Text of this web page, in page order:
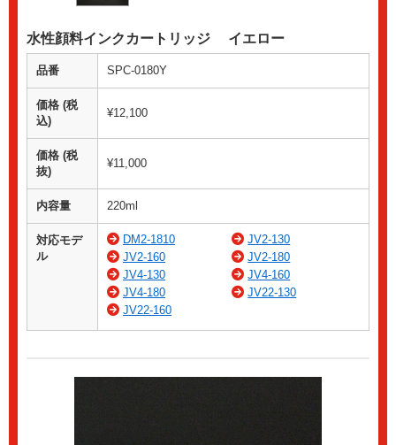
水性顔料インクカートリッジ イエロー
品番 SPC-0180Y
価格 (税
込)
¥12,100
価格 (税
抜)
¥11,000
内容量 220ml
対応モデ
ル
DM2-1810
JV2-130
JV2-160
JV2-180
JV4-130
JV4-160
JV4-180
JV22-130
JV22-160